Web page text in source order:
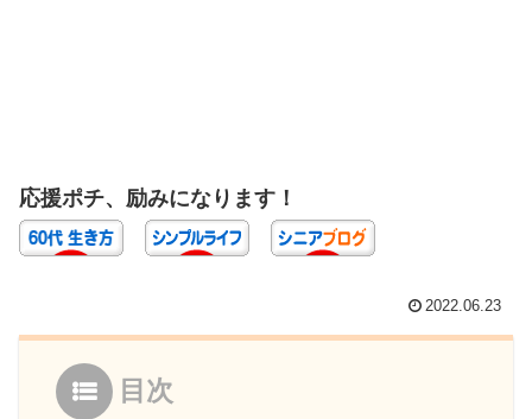
応援ポチ、励みになります！
2022.06.23
目次